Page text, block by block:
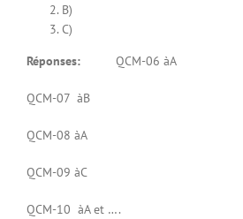
B)
C)
Réponses: QCM-06 àA
QCM-07 àB
QCM-08 àA
QCM-09 àC
QCM-10 àA et ….